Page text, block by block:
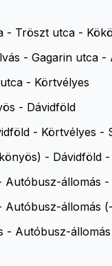
- Tröszt utca -
- Gagarin utca -
- Körtvélyes
- Dávidföld
- Körtvélyes -
- Dávidföld
állomás
állomás
- Autóbusz-